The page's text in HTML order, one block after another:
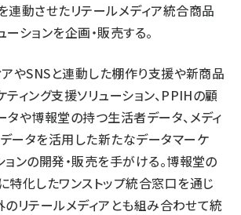
連動させたリテールメディア統合商品
ーションを企画・販売する。
アやSNSと連動した棚作り支援や新商品
ティング支援ソリューション、PPIHの顧
タや博報堂の持つ生活者データ、メディ
ータを活用した新たなデータマーケ
ョンの開発・販売を手がける。博報堂の
特化したワンストップ統合窓口を通じ
リテールメディアとも組み合わせて統